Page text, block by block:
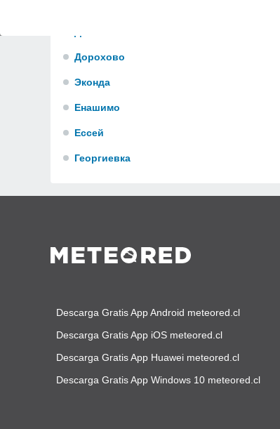
Дорохово
Эконда
Енашимо
Ессей
Георгиевка
Descarga Gratis App Android meteored.cl
Descarga Gratis App iOS meteored.cl
Descarga Gratis App Huawei meteored.cl
Descarga Gratis App Windows 10 meteored.cl